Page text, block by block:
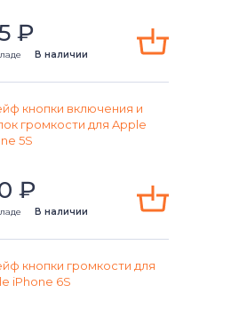
для
для
₽
В наличии
кнопки включения и
громкости для Apple
5S
₽
В наличии
кнопки громкости для
iPhone 6S